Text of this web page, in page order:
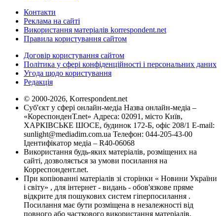
Контакти
Реклама на сайті
Використання матеріалів korrespondent.net
Правила користування сайтом
Договір користування сайтом
Політика у сфері конфіденційності і персональних даних
Угода щодо користування
Редакція
© 2000-2026, Korrespondent.net
Суб'єкт у сфері онлайн-медіа Назва онлайн-медіа –
«КореспонденТ.net» Адреса: 02091, місто Київ,
ХАРКІВСЬКЕ ШОСЕ, будинок 172-Б, офіс 208/1 E-mail:
sunlight@mediadim.com.ua Телефон: 044-205-43-00
Ідентифікатор медіа – R40-06068
Використання будь-яких матеріалів, розміщених на
сайті, дозволяється за умови посилання на
Корреспондент.net.
При копіюванні матеріалів зі сторінки « Новини України
і світу» , для інтернет - видань - обов'язкове пряме
відкрите для пошукових систем гіперпосилання .
Посилання має бути розміщена в незалежності від
повного або часткового використання матеріалів.